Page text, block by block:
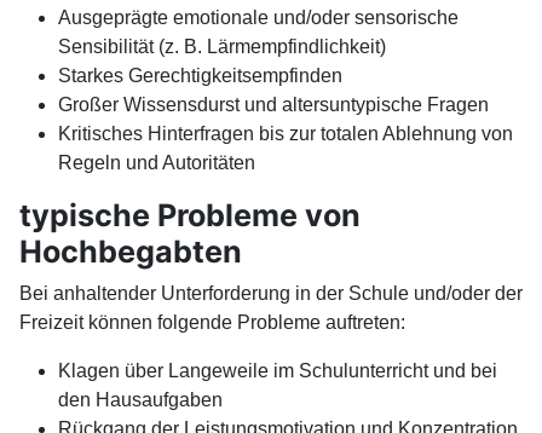
Ausgeprägte emotionale und/oder sensorische
Sensibilität (z. B. Lärmempfindlichkeit)
Starkes Gerechtigkeitsempfinden
Großer Wissensdurst und altersuntypische Fragen
Kritisches Hinterfragen bis zur totalen Ablehnung von
Regeln und Autoritäten
typische Probleme von
Hochbegabten
Bei anhaltender Unterforderung in der Schule und/oder der
Freizeit können folgende Probleme auftreten:
Klagen über Langeweile im Schulunterricht und bei
den Hausaufgaben
Rückgang der Leistungsmotivation und Konzentration